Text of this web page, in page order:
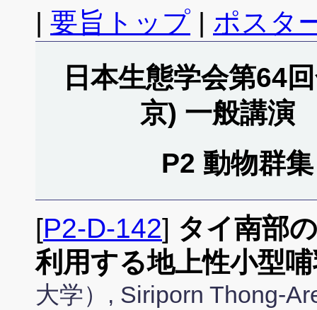
| 要旨トップ | ポスタ
日本生態学会第64
京) 一般講演
P2 動物群
[P2-D-142] タイ南部
利用する地上性小型
大学）, Siriporn Thong-